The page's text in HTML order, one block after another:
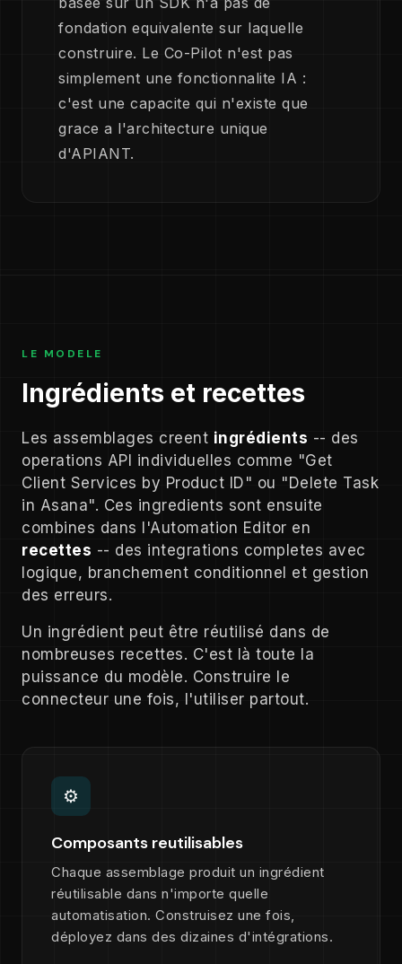
fondation equivalente sur laquelle
construire. Le Co-Pilot n'est pas
simplement une fonctionnalite IA :
c'est une capacite qui n'existe que
grace a l'architecture unique
d'APIANT.
LE MODELE
Ingrédients et recettes
Les assemblages creent ingrédients -- des
operations API individuelles comme "Get
Client Services by Product ID" ou "Delete Task
in Asana". Ces ingredients sont ensuite
combines dans l'Automation Editor en
recettes -- des integrations completes avec
logique, branchement conditionnel et gestion
des erreurs.
Un ingrédient peut être réutilisé dans de
nombreuses recettes. C'est là toute la
puissance du modèle. Construire le
connecteur une fois, l'utiliser partout.
⚙
Composants reutilisables
Chaque assemblage produit un ingrédient
réutilisable dans n'importe quelle
automatisation. Construisez une fois,
déployez dans des dizaines d'intégrations.